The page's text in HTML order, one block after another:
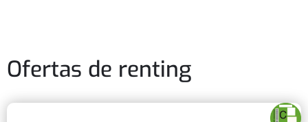
Ofertas de renting